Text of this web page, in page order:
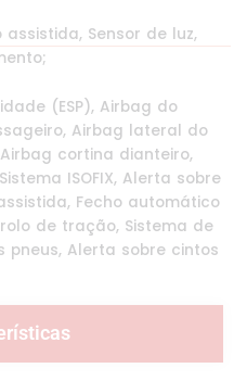
Sensor de luz,
(ESP), Airbag do
Airbag lateral do
cortina dianteiro,
ISOFIX, Alerta sobre
Fecho automático
de tração, Sistema de
pneus, Alerta sobre cintos